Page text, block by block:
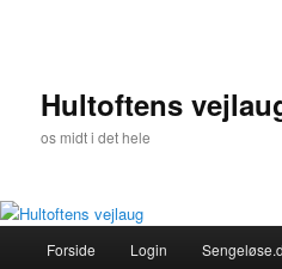
Hultoftens
os midt i det hele
Forside Login